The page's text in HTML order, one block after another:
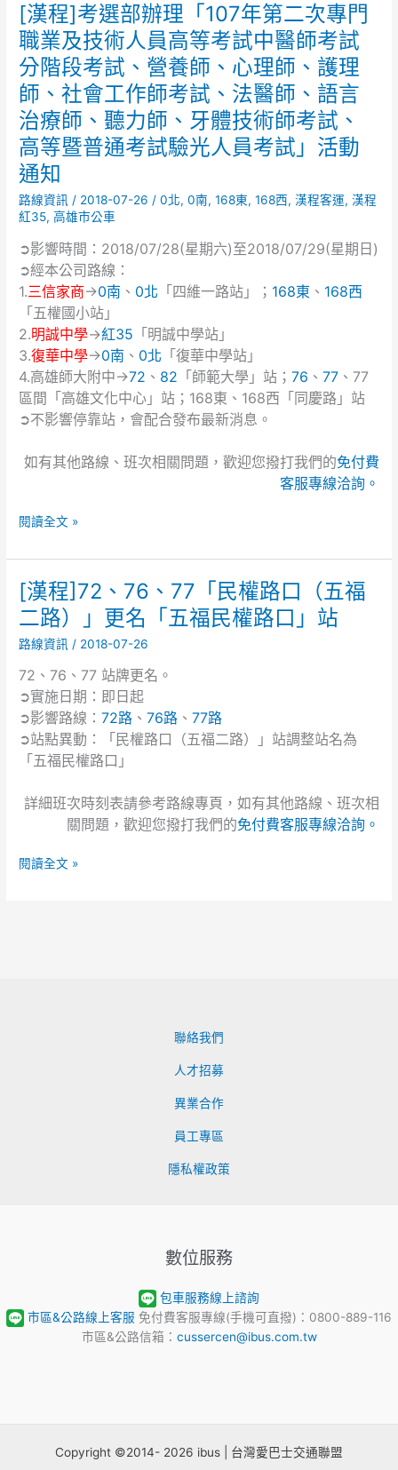
[漢程]考選部辦理「107年第二次專門
職業及技術人員高等考試中醫師考試
分階段考試、營養師、心理師、護理
師、社會工作師考試、法醫師、語言
治療師、聽力師、牙體技術師考試、
高等暨普通考試驗光人員考試」活動
通知
路線資訊 / 2018-07-26 /0北,0南,168東,168西,漢程客運,漢程
紅35,高雄市公車
➲影響時間：2018/07/28(星期六)至2018/07/29(星期日)
➲經本公司路線：
1.三信家商→0南 、 0北 「四維一路站」； 168東 、 168西
「五權國小站」
2.明誠中學→紅35 「明誠中學站」
3.復華中學→0南 、 0北 「復華中學站」
4.高雄師大附中→72 、 82 「師範大學」站；76 、77 、77
區間「高雄文化中心」站；168東、168西「同慶路」站
➲不影響停靠站，會配合發布最新消息。
如有其他路線、班次相關問題，歡迎您撥打我們的免付費
客服專線洽詢。
[漢
程]
考
選
部
辦
理
「107
年
第
二
次
專
門
職
業
技
術
人
員
高
考
醫
考
分
階
段
考
試、
營
養
師、
心
護
社
考
閱讀全文 »
[漢程]72、76、77「民權路口（五福
二路）」更名「五福民權路口」站
路線資訊 / 2018-07-26
72、76、77 站牌更名。
➲實施日期：即日起
➲影響路線：72路 、76路 、77路
➲站點異動：「民權路口（五福二路）」站調整站名為
「五福民權路口」
詳細班次時刻表請參考路線專頁，如有其他路線、班次相
關問題，歡迎您撥打我們的免付費客服專線洽詢。
[漢
程]72、
76、
77「民
路
口
（五
福
二
更
福
閱讀全文 »
聯絡我們
人才招募
異業合作
員工專區
隱私權政策
數位服務
包車服務線上諮詢
市區&公路線上客服 免付費客服專線(手機可直撥)：0800-889-116
市區&公路信箱： cussercen@ibus.com.tw
Copyright ©2014- 2026 ibus | 台灣愛巴士交通聯盟